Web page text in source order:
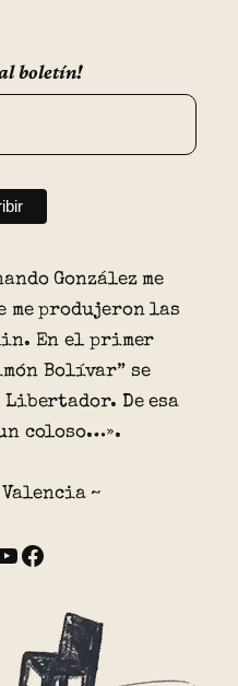
boletín!
González me
me produjeron las
En el primer
Bolívar” se
De esa
coloso…».
~
Facebook